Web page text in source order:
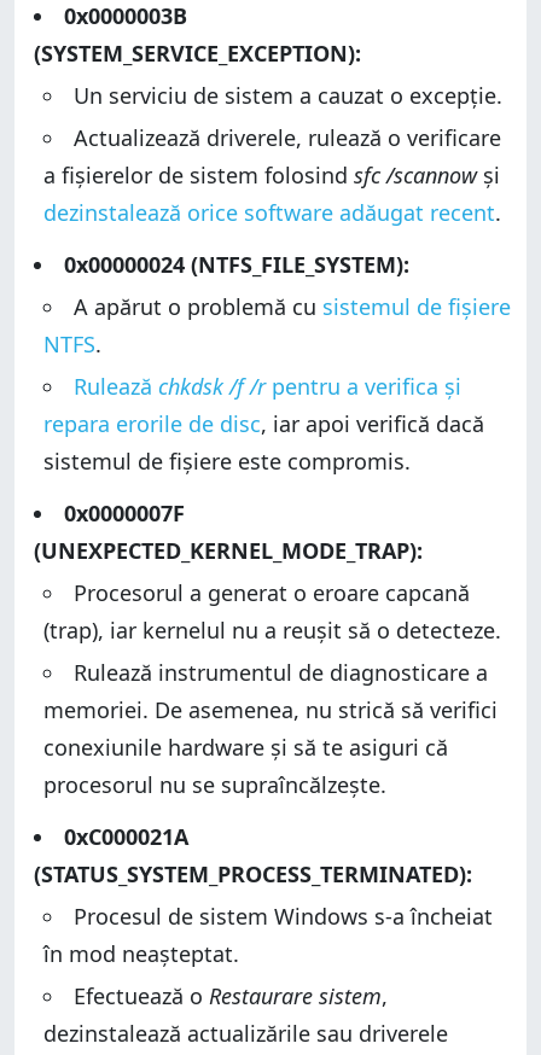
0x0000003B
(SYSTEM_SERVICE_EXCEPTION):
Un serviciu de sistem a cauzat o excepție.
Actualizează driverele, rulează o verificare
a fișierelor de sistem folosind sfc /scannowși
dezinstalează orice software adăugat recent.
0x00000024 (NTFS_FILE_SYSTEM):
A apărut o problemă cu sistemul de fișiere
NTFS.
Rulează chkdsk /f /rpentru a verifica și
repara erorile de disc, iar apoi verifică dacă
sistemul de fișiere este compromis.
0x0000007F
(UNEXPECTED_KERNEL_MODE_TRAP):
Procesorul a generat o eroare capcană
(trap), iar kernelul nu a reușit să o detecteze.
Rulează instrumentul de diagnosticare a
memoriei. De asemenea, nu strică să verifici
conexiunile hardware și să te asiguri că
procesorul nu se supraîncălzește.
0xC000021A
(STATUS_SYSTEM_PROCESS_TERMINATED):
Procesul de sistem Windows s-a încheiat
în mod neașteptat.
Efectuează o Restaurare sistem,
dezinstalează actualizările sau driverele